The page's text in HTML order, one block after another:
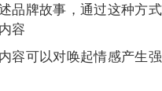
品牌故事，通过这种方
容
容可以对唤起情感产生